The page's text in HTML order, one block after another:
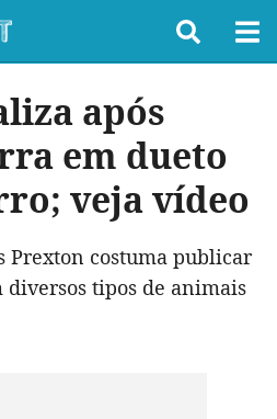
após
em dueto
veja vídeo
Prexton costuma publicar
diversos tipos de animais